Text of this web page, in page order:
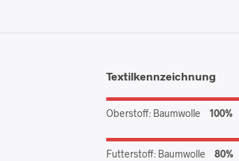
Textilkennzeichnung
Oberstoff: Baumwolle 100%
Futterstoff: Baumwolle 80%